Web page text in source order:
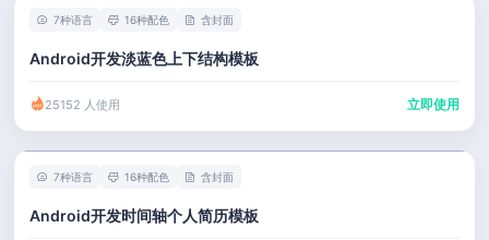
7种语言 16种配色 含封面
Android开发淡蓝色上下结构模板
25152 人使用 立即使用
7种语言 16种配色 含封面
Android开发时间轴个人简历模板